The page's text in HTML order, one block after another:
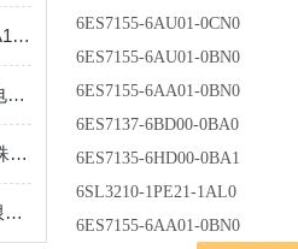
Rexrorh力士乐R910990406 A A10VSO 10 DR /52R-PPA14N00柱塞泵
美国SEL0781系列是工业电力电子的效能引擎
贺德克HDA4445-B-600-031特殊介绍
美国SEL微机保护装置上海有限公司
6ES7155-6AU01-0CN0
6ES7155-6AU01-0BN0
6ES7155-6AA01-0BN0
6ES7137-6BD00-0BA0
6ES7135-6HD00-0BA1
6SL3210-1PE21-1AL0
6ES7155-6AA01-0BN0